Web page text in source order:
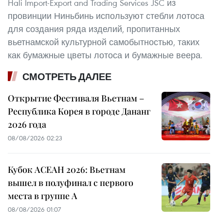
Hali Import-Export and Trading Services JSC из
провинции Ниньбинь используют стебли лотоса
для создания ряда изделий, пропитанных
вьетнамской культурной самобытностью, таких
как бумажные цветы лотоса и бумажные веера.
СМОТРЕТЬ ДАЛЕЕ
Открытие Фестиваля Вьетнам –
Республика Корея в городе Дананг
2026 года
08/08/2026 02:23
Кубок АСЕАН 2026: Вьетнам
вышел в полуфинал с первого
места в группе A
08/08/2026 01:07